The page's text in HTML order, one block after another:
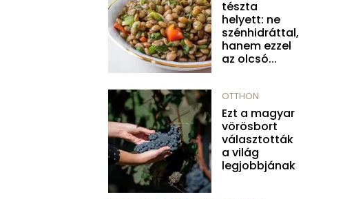
tészta
helyett: ne
szénhidráttal,
hanem ezzel
az olcsó...
OTTHON
Ezt a magyar
vörösbort
választották
a világ
legjobbjának